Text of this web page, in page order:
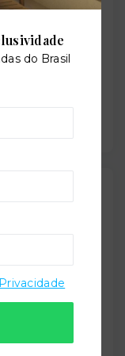
Encantado -
do Brasil